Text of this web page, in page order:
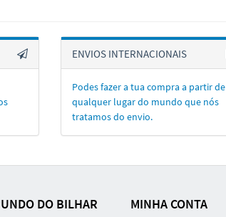
ENVIOS INTERNACIONAIS
Podes fazer a tua compra a partir de
qualquer lugar do mundo que nós
tratamos do envio.
DO BILHAR MINHA CONTA